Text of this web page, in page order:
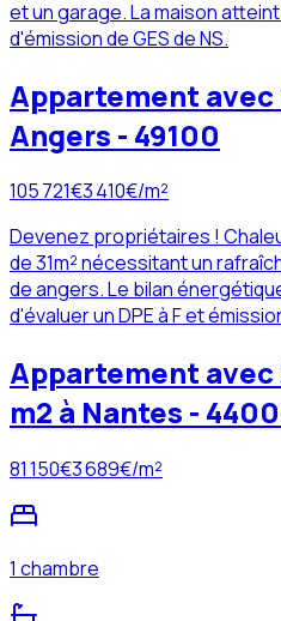
et un garage. La maison atteint
d'émission de GES de NS.
Appartement avec
Angers - 49100
105 721€3 410€/m²
Devenez propriétaires !
de 31m² nécessitant un
de angers. Le bilan
d'évaluer un DPE à F et
Appartement avec
m2 à Nantes -
81 150€3 689€/m²
1 chambre